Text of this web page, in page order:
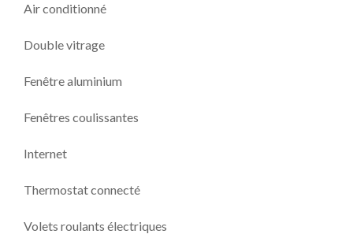
Air conditionné
Double vitrage
Fenêtre aluminium
Fenêtres coulissantes
Internet
Thermostat connecté
Volets roulants électriques